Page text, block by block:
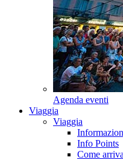
Agenda eventi
Viaggia
Viaggia
Info Points
Come